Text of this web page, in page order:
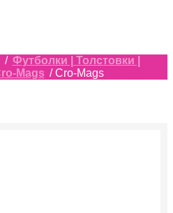
/ Футболки | Толстовки |
Mags / Cro-Mags